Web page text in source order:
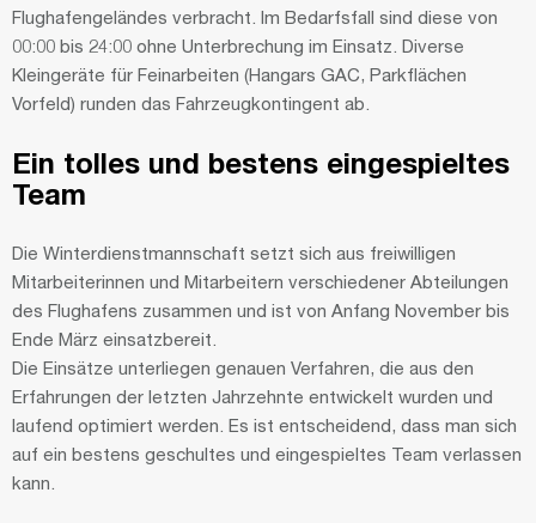
Flughafengeländes verbracht. Im Bedarfsfall sind diese von
00:00 bis 24:00 ohne Unterbrechung im Einsatz. Diverse
Kleingeräte für Feinarbeiten (Hangars GAC, Parkflächen
Vorfeld) runden das Fahrzeugkontingent ab.
Ein tolles und bestens eingespieltes
Team
Die Winterdienstmannschaft setzt sich aus freiwilligen
Mitarbeiterinnen und Mitarbeitern verschiedener Abteilungen
des Flughafens zusammen und ist von Anfang November bis
Ende März einsatzbereit.
Die Einsätze unterliegen genauen Verfahren, die aus den
Erfahrungen der letzten Jahrzehnte entwickelt wurden und
laufend optimiert werden. Es ist entscheidend, dass man sich
auf ein bestens geschultes und eingespieltes Team verlassen
kann.